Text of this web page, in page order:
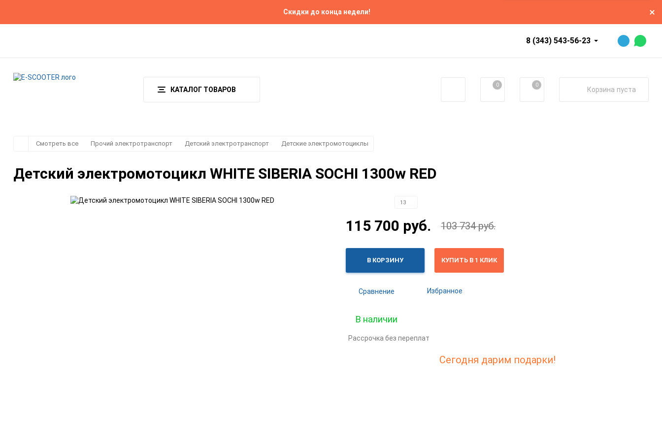
Скидки до конца недели!
Гарантия Оплата и доставка О магазине Ремонт Прокат Контакты
8 (343) 543-56-23
КАТАЛОГ ТОВАРОВ
0 0
Корзина пуста
Смотреть все Прочий электротранспорт Детский электротранспорт Детские электромотоциклы
Детский электромотоцикл WHITE SIBERIA SOCHI 1300w RED
13
115 700 руб. 103 734 руб.
В КОРЗИНУ КУПИТЬ В 1 КЛИК
Сравнение Избранное
В наличии
Рассрочка без переплат
Сегодня дарим подарки!